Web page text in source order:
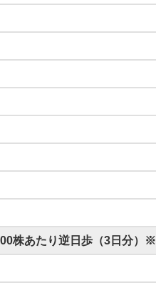
株あたり逆日歩（3日分）※